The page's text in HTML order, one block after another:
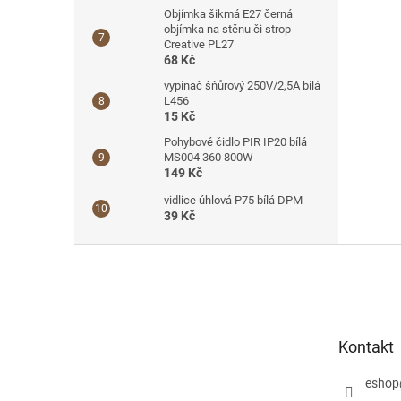
Objímka šikmá E27 černá
objímka na stěnu či strop
Creative PL27
68 Kč
vypínač šňůrový 250V/2,5A bílá
L456
15 Kč
Pohybové čidlo PIR IP20 bílá
MS004 360 800W
149 Kč
vidlice úhlová P75 bílá DPM
39 Kč
Kontakt
eshop